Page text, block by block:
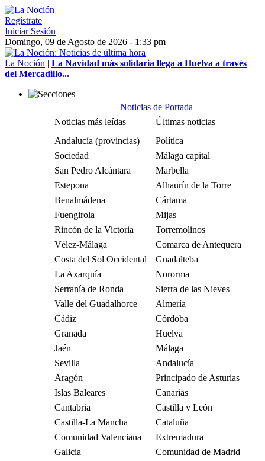
Regístrate
Iniciar Sesión
Domingo, 09 de Agosto de 2026 - 1:33 pm
La Noción | La Navidad más solidaria llega a Huelva a través
del Mercadillo...
Noticias de Portada
Noticias más leídas
Últimas noticias
Andalucía (provincias)
Política
Sociedad
Málaga capital
San Pedro Alcántara
Marbella
Estepona
Alhaurín de la Torre
Benalmádena
Cártama
Fuengirola
Mijas
Rincón de la Victoria
Torremolinos
Vélez-Málaga
Comarca de Antequera
Costa del Sol Occidental
Guadalteba
La Axarquía
Nororma
Serranía de Ronda
Sierra de las Nieves
Valle del Guadalhorce
Almería
Cádiz
Córdoba
Granada
Huelva
Jaén
Málaga
Sevilla
Andalucía
Aragón
Principado de Asturias
Islas Baleares
Canarias
Cantabria
Castilla y León
Castilla-La Mancha
Cataluña
Comunidad Valenciana
Extremadura
Galicia
Comunidad de Madrid